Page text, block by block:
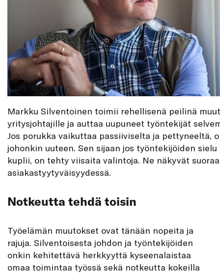
Markku Silventoinen toimii rehellisenä peilinä
yritysjohtajille ja auttaa uupuneet työntekijät
Jos porukka vaikuttaa passiiviselta ja pettyneeltä,
johonkin uuteen. Sen sijaan jos työntekijöiden sielu
kuplii, on tehty viisaita valintoja. Ne näkyvät
asiakastyytyväisyydessä.
Notkeutta tehdä toisin
Työelämän muutokset ovat tänään nopeita ja
rajuja. Silventoisesta johdon ja työntekijöiden
onkin kehitettävä herkkyyttä kyseenalaistaa
omaa toimintaa työssä sekä notkeutta kokeilla